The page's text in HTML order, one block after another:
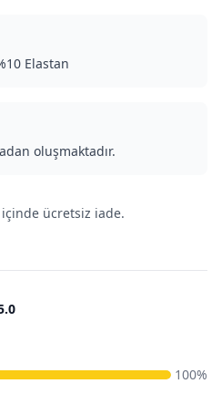
Elastan
oluşmaktadır.
ücretsiz iade.
100%